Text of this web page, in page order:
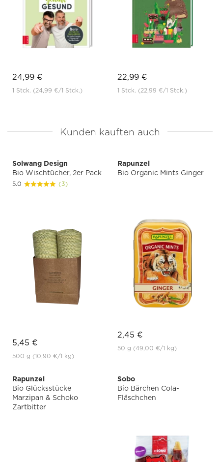
24,99 €
1 Stck. (24,99 €/1 Stck.)
22,99 €
1 Stck. (22,99 €/1 Stck.)
Kunden kauften auch
Solwang Design
Bio Wischtücher, 2er Pack
5.0 (3)
5,45 €
500 g (10,90 €/1 kg)
Rapunzel
Bio Organic Mints Ginger
2,45 €
50 g (49,00 €/1 kg)
Rapunzel
Bio Glücksstücke
Marzipan & Schoko
Zartbitter
Sobo
Bio Bärchen Cola-
Fläschchen